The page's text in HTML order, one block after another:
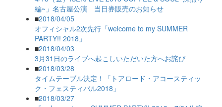
編~」名古屋公演 当日券販売のお知らせ
■2018/04/05
オフィシャル2次先行「welcome to my SUMMER
PARTY!! 2018」
■2018/04/03
3月31日のライブへ起こしいただいた方へお詫び
■2018/03/28
タイムテーブル決定！「トアロード・アコースティッ
ク・フェスティバル2018」
■2018/03/27